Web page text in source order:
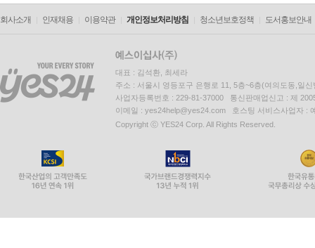
회사소개 인재채용 이용약관 개인정보처리방침 청소년보호정책 도서홍보안내
대표 : 김석환, 최세라
주소 : 서울시 영등포구 은행로 11, 5층~6층(여의도동,일신
사업자등록번호 : 229-81-37000 통신판매업신고 : 제
이메일 : yes24help@yes24.com 호스팅 서비스사업자 :
Copyright ⓒ YES24 Corp. All Rights Reserved.